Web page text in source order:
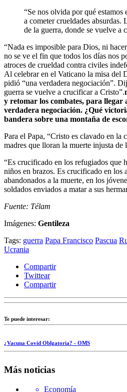
“Se nos olvida por qué
a cometer crueldades absurdas.
de la guerra, donde se vuelve a
“Nada es imposible para Dios, ni
no se ve el fin que todos los días nos
atroces de crueldad contra civiles
Al celebrar en el Vaticano la misa del
pidió “una verdadera negociación”.
guerra se vuelve a crucificar a Cristo”.
y retomar los combates, para llegar
verdadera negociación. ¿Qué
bandera sobre una montaña de
Para el Papa, “Cristo es clavado en la
madres que lloran la muerte injusta de
“Es crucificado en los refugiados que
niños en brazos. Es crucificado en los
abandonados a la muerte, en los
soldados enviados a matar a sus
Fuente: Télam
Imágenes: Gentileza
Tags: guerra Papa Francisco Pascua
Ucrania
Compartir
Twittear
Compartir
Te puede interesar:
¿Vacuna Covid Oblgatoria? - OMS
Más noticias
Economía